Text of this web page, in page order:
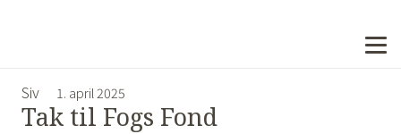
Siv 1. april 2025
Tak til Fogs Fond